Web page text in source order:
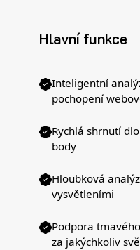
Hlavní funkce
Inteligentní
pochopení
Rychlá shrnutí
body
Hloubková
vysvětleními
Podpora
za jakýchkoliv